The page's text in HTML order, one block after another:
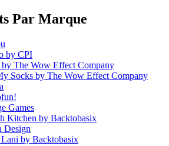
Par Marque
by CPI
by The Wow Effect Company
Socks by The Wow Effect Company
Games
Kitchen by Backtobasix
Design
Lani by Backtobasix